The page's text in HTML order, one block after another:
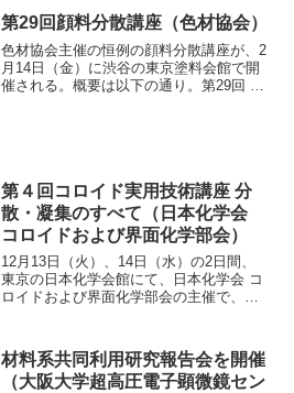
第29回顔料分散講座（色材協会）
色材協会主催の恒例の顔料分散講座が、2
月14日（金）に渋谷の東京塗料会館で開
催される。概要は以下の通り。第29回 顔
第４回コロイド実用技術講座 分
散・凝集のすべて（日本化学会
コロイドおよび界面化学部会）
12月13日（火）、14日（水）の2日間、
東京の日本化学会館にて、日本化学会 コ
ロイドおよび界面化学部会の主催で、第
は、2013年から毎年開催されている微粒
子の分散・凝...
材料系共同利用研究報告会を開催
（大阪大学超高圧電子顕微鏡セン